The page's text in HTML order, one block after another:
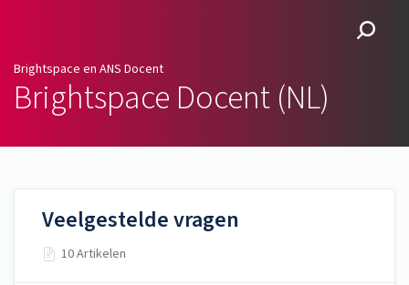
Brightspace en ANS Docent
Brightspace Docent (NL)
Veelgestelde vragen
10 Artikelen